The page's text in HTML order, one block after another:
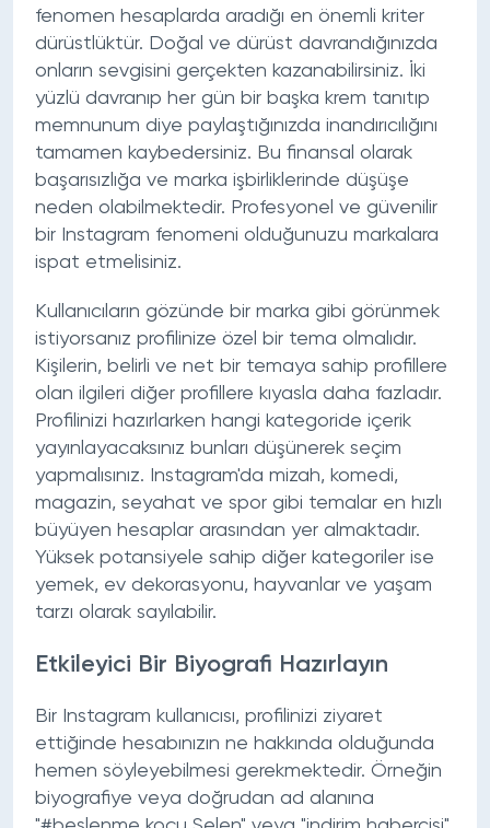
fenomen hesaplarda aradığı en önemli kriter
dürüstlüktür. Doğal ve dürüst davrandığınızda
onların sevgisini gerçekten kazanabilirsiniz. İki
yüzlü davranıp her gün bir başka krem tanıtıp
memnunum diye paylaştığınızda inandırıcılığını
tamamen kaybedersiniz. Bu finansal olarak
başarısızlığa ve marka işbirliklerinde düşüşe
neden olabilmektedir. Profesyonel ve güvenilir
bir Instagram fenomeni olduğunuzu markalara
ispat etmelisiniz.
Kullanıcıların gözünde bir marka gibi görünmek
istiyorsanız profilinize özel bir tema olmalıdır.
Kişilerin, belirli ve net bir temaya sahip profillere
olan ilgileri diğer profillere kıyasla daha fazladır.
Profilinizi hazırlarken hangi kategoride içerik
yayınlayacaksınız bunları düşünerek seçim
yapmalısınız. Instagram'da mizah, komedi,
magazin, seyahat ve spor gibi temalar en hızlı
büyüyen hesaplar arasından yer almaktadır.
Yüksek potansiyele sahip diğer kategoriler ise
yemek, ev dekorasyonu, hayvanlar ve yaşam
tarzı olarak sayılabilir.
Etkileyici Bir Biyografi Hazırlayın
Bir Instagram kullanıcısı, profilinizi ziyaret
ettiğinde hesabınızın ne hakkında olduğunda
hemen söyleyebilmesi gerekmektedir. Örneğin
biyografiye veya doğrudan ad alanına